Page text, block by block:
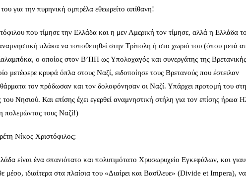
για την πυρηνική ομπρέλα εθεωρείτο απίθανη!
που τίμησε την Ελλάδα και η μεν Αμερική τον τίμησε, αλλά η Ελλάδα
πλάκα να τοποθετηθεί στην Τρίπολη ή στο χωριό του (όπου μετά
ο οποίος στον Β’ΠΠ ως Υπολοχαγός και συνεργάτης της Βρετανικής
μετέφερε κρυφά όπλα στους Ναζί, ειδοποίησε τους Βρετανούς που έστειλαν
τον πρόδωσαν και τον δολοφόνησαν οι Ναζί. Υπάρχει προτομή του
Νησιού. Και επίσης έχει εγερθεί αναμνηστική στήλη για τον επίσης ήρωα
τους Ναζί!)
Νίκος Χριστόφιλος;
είναι ένα σπανιότατο και πολυτιμότατο Χρυσωρυχείο Εγκεφάλων, και
μέσο, ιδιαίτερα στα πλαίσια του «Διαίρει και Βασίλευε» (Divide et Impera), να